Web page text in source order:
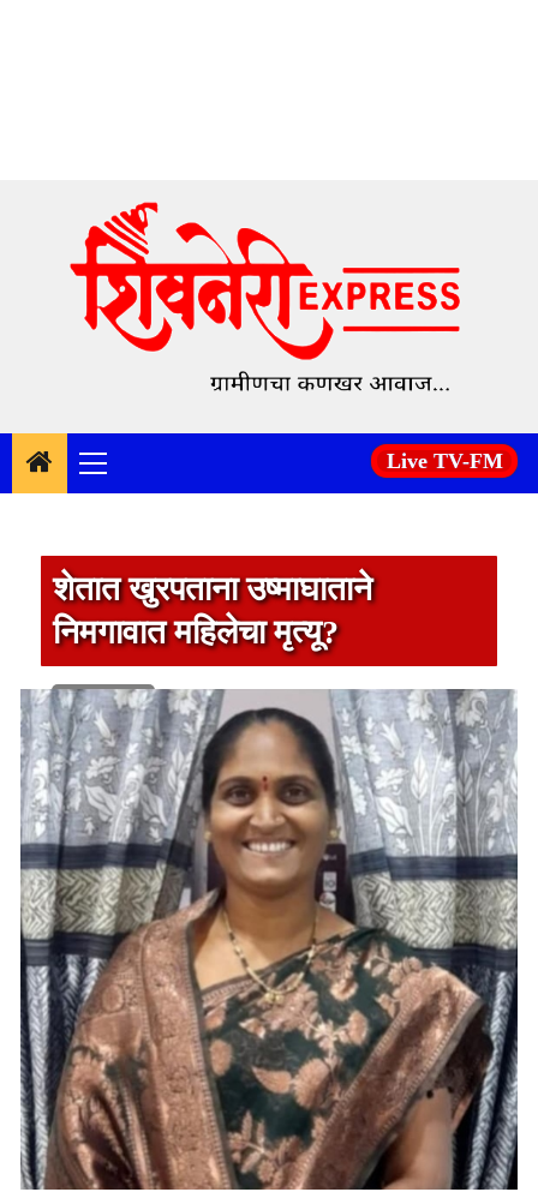
content
Primary
Menu
Live TV-FM
शेतात खुरपताना उष्माघाताने
निमगावात महिलेचा मृत्यू?
1 min read